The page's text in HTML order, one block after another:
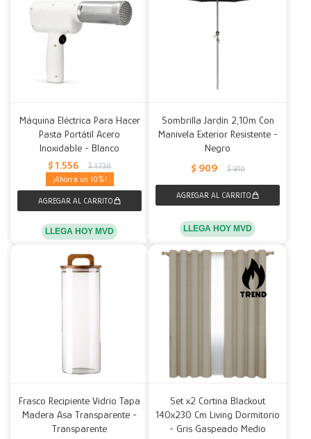
Máquina Eléctrica Para Hacer
Pasta Portátil Acero
Inoxidable - Blanco
$ 1.556 $ 1.730
10
LLEGA HOY MVD
Sombrilla Jardín 2,10m Con
Manivela Exterior Resistente -
Negro
$ 909 $ 910
LLEGA HOY MVD
Frasco Recipiente Vidrio Tapa
Madera Asa Transparente -
Transparente
Set x2 Cortina Blackout
140x230 Cm Living Dormitorio
- Gris Gaspeado Medio